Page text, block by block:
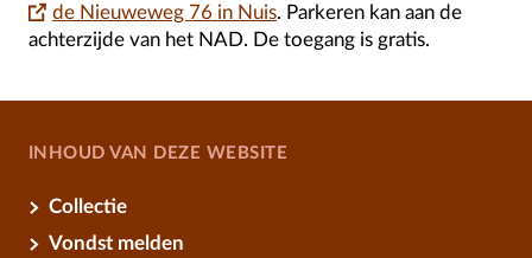
de Nieuweweg 76 in Nuis. Parkeren kan aan de
achterzijde van het NAD. De toegang is gratis.
INHOUD VAN DEZE WEBSITE
Collectie
Vondst melden